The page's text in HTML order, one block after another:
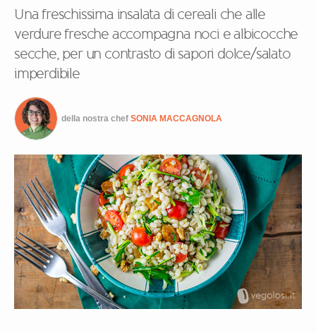
Una freschissima insalata di cereali che alle
verdure fresche accompagna noci e albicocche
secche, per un contrasto di sapori dolce/salato
imperdibile
della nostra chef SONIA MACCAGNOLA